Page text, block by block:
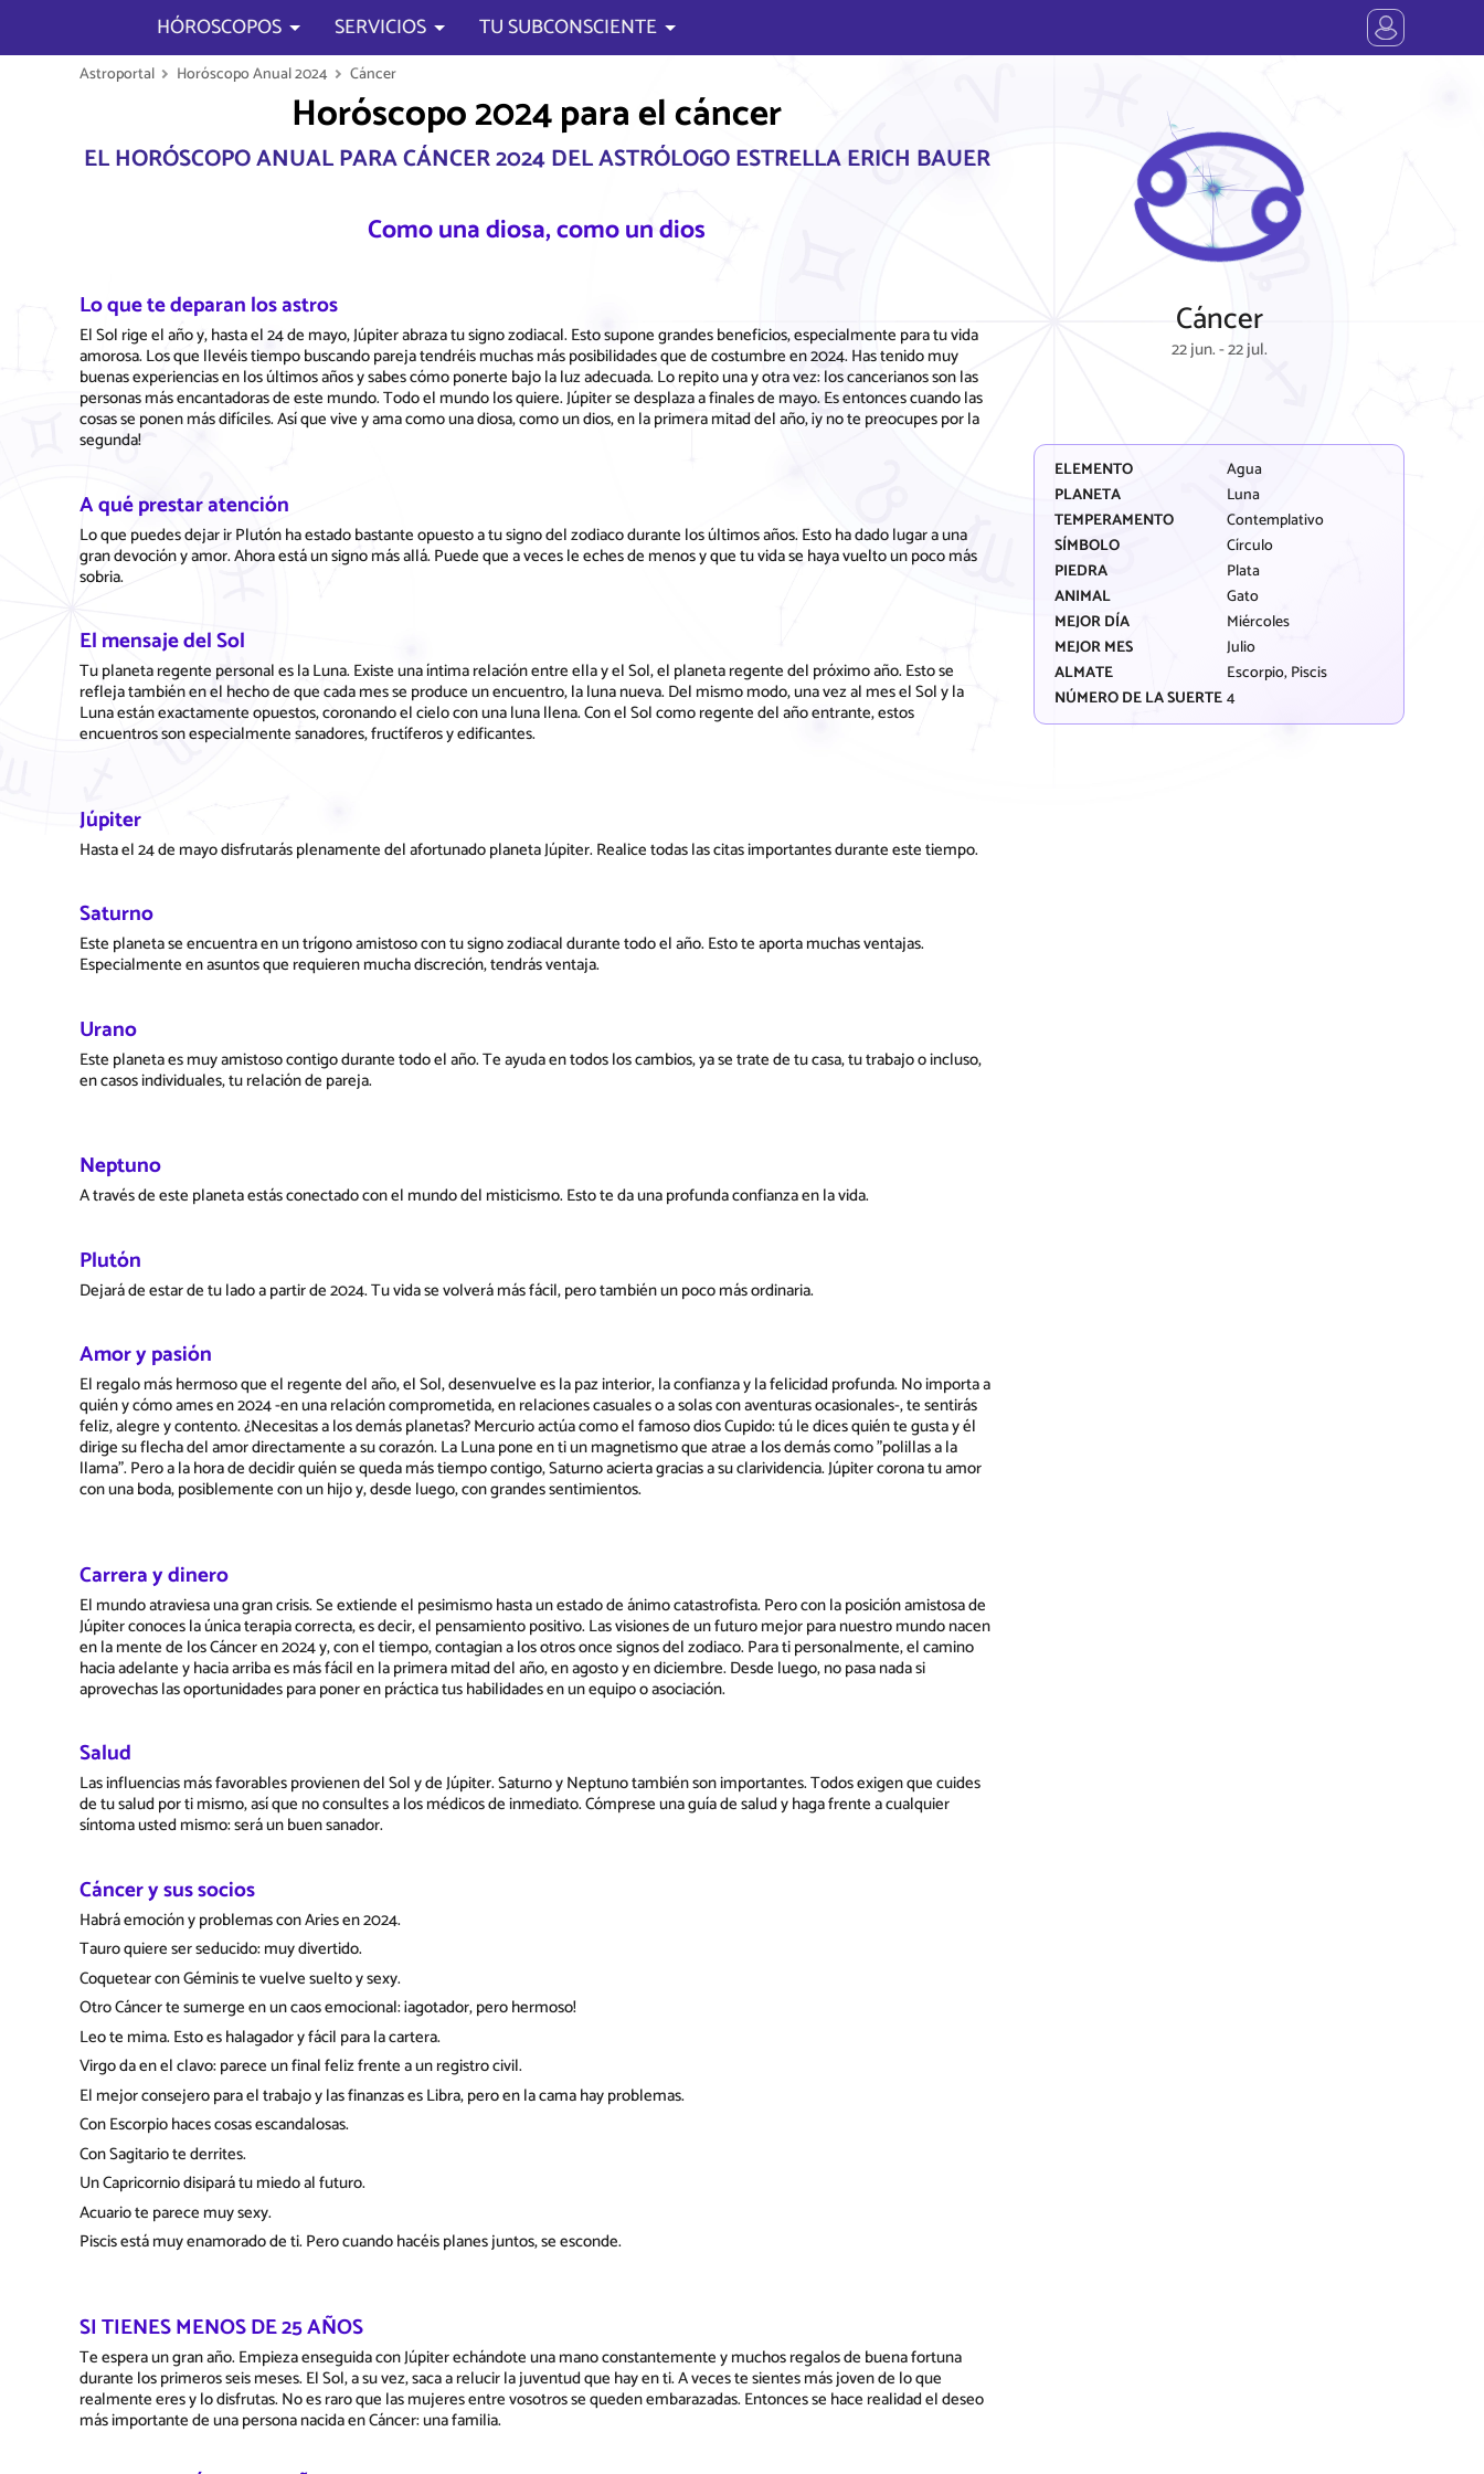
HÓROSCOPOS SERVICIOS TU SUBCONSCIENTE
Astroportal Horóscopo Anual 2024 Cáncer
Horóscopo 2024 para el cáncer
EL HORÓSCOPO ANUAL PARA CÁNCER 2024 DEL ASTRÓLOGO ESTRELLA ERICH BAUER
Como una diosa, como un dios
Lo que te deparan los astros
El Sol rige el año y, hasta el 24 de mayo, Júpiter abraza tu signo zodiacal. Esto supone grandes beneficios, especialmente para tu vida
amorosa. Los que llevéis tiempo buscando pareja tendréis muchas más posibilidades que de costumbre en 2024. Has tenido muy
buenas experiencias en los últimos años y sabes cómo ponerte bajo la luz adecuada. Lo repito una y otra vez: los cancerianos son las
personas más encantadoras de este mundo. Todo el mundo los quiere. Júpiter se desplaza a finales de mayo. Es entonces cuando las
cosas se ponen más difíciles. Así que vive y ama como una diosa, como un dios, en la primera mitad del año, ¡y no te preocupes por la
segunda!
A qué prestar atención
Lo que puedes dejar ir Plutón ha estado bastante opuesto a tu signo del zodiaco durante los últimos años. Esto ha dado lugar a una
gran devoción y amor. Ahora está un signo más allá. Puede que a veces le eches de menos y que tu vida se haya vuelto un poco más
sobria.
El mensaje del Sol
Tu planeta regente personal es la Luna. Existe una íntima relación entre ella y el Sol, el planeta regente del próximo año. Esto se
refleja también en el hecho de que cada mes se produce un encuentro, la luna nueva. Del mismo modo, una vez al mes el Sol y la
Luna están exactamente opuestos, coronando el cielo con una luna llena. Con el Sol como regente del año entrante, estos
encuentros son especialmente sanadores, fructíferos y edificantes.
Júpiter
Hasta el 24 de mayo disfrutarás plenamente del afortunado planeta Júpiter. Realice todas las citas importantes durante este tiempo.
Saturno
Este planeta se encuentra en un trígono amistoso con tu signo zodiacal durante todo el año. Esto te aporta muchas ventajas.
Especialmente en asuntos que requieren mucha discreción, tendrás ventaja.
Urano
Este planeta es muy amistoso contigo durante todo el año. Te ayuda en todos los cambios, ya se trate de tu casa, tu trabajo o incluso,
en casos individuales, tu relación de pareja.
Neptuno
A través de este planeta estás conectado con el mundo del misticismo. Esto te da una profunda confianza en la vida.
Plutón
Dejará de estar de tu lado a partir de 2024. Tu vida se volverá más fácil, pero también un poco más ordinaria.
Amor y pasión
El regalo más hermoso que el regente del año, el Sol, desenvuelve es la paz interior, la confianza y la felicidad profunda. No importa a
quién y cómo ames en 2024 -en una relación comprometida, en relaciones casuales o a solas con aventuras ocasionales-, te sentirás
feliz, alegre y contento. ¿Necesitas a los demás planetas? Mercurio actúa como el famoso dios Cupido: tú le dices quién te gusta y él
dirige su flecha del amor directamente a su corazón. La Luna pone en ti un magnetismo que atrae a los demás como "polillas a la
llama". Pero a la hora de decidir quién se queda más tiempo contigo, Saturno acierta gracias a su clarividencia. Júpiter corona tu amor
con una boda, posiblemente con un hijo y, desde luego, con grandes sentimientos.
Carrera y dinero
El mundo atraviesa una gran crisis. Se extiende el pesimismo hasta un estado de ánimo catastrofista. Pero con la posición amistosa de
Júpiter conoces la única terapia correcta, es decir, el pensamiento positivo. Las visiones de un futuro mejor para nuestro mundo nacen
en la mente de los Cáncer en 2024 y, con el tiempo, contagian a los otros once signos del zodiaco. Para ti personalmente, el camino
hacia adelante y hacia arriba es más fácil en la primera mitad del año, en agosto y en diciembre. Desde luego, no pasa nada si
aprovechas las oportunidades para poner en práctica tus habilidades en un equipo o asociación.
Salud
Las influencias más favorables provienen del Sol y de Júpiter. Saturno y Neptuno también son importantes. Todos exigen que cuides
de tu salud por ti mismo, así que no consultes a los médicos de inmediato. Cómprese una guía de salud y haga frente a cualquier
síntoma usted mismo: será un buen sanador.
Cáncer y sus socios
Habrá emoción y problemas con Aries en 2024.
Tauro quiere ser seducido: muy divertido.
Coquetear con Géminis te vuelve suelto y sexy.
Otro Cáncer te sumerge en un caos emocional: ¡agotador, pero hermoso!
Leo te mima. Esto es halagador y fácil para la cartera.
Virgo da en el clavo: parece un final feliz frente a un registro civil.
El mejor consejero para el trabajo y las finanzas es Libra, pero en la cama hay problemas.
Con Escorpio haces cosas escandalosas.
Con Sagitario te derrites.
Un Capricornio disipará tu miedo al futuro.
Acuario te parece muy sexy.
Piscis está muy enamorado de ti. Pero cuando hacéis planes juntos, se esconde.
SI TIENES MENOS DE 25 AÑOS
Te espera un gran año. Empieza enseguida con Júpiter echándote una mano constantemente y muchos regalos de buena fortuna
durante los primeros seis meses. El Sol, a su vez, saca a relucir la juventud que hay en ti. A veces te sientes más joven de lo que
realmente eres y lo disfrutas. No es raro que las mujeres entre vosotros se queden embarazadas. Entonces se hace realidad el deseo
más importante de una persona nacida en Cáncer: una familia.
Cáncer
22 jun. - 22 jul.
ELEMENTO
Agua
PLANETA
Luna
TEMPERAMENTO
Contemplativo
SÍMBOLO
Círculo
PIEDRA
Plata
ANIMAL
Gato
MEJOR DÍA
Miércoles
MEJOR MES
Julio
ALMATE
Escorpio, Piscis
NÚMERO DE LA SUERTE4